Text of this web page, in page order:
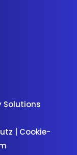
Solutions
Cookie-